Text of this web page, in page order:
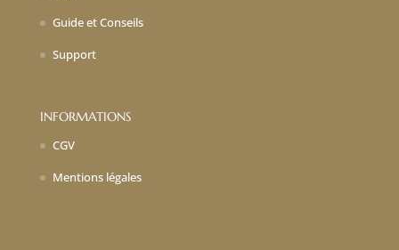
Guide et Conseils
Support
INFORMATIONS
CGV
Mentions légales